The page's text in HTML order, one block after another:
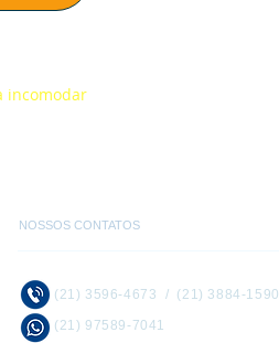
incomodar
NOSSOS CONTATOS
(21) 3596-4673 / (21) 3884-1590
(21) 97589-7041